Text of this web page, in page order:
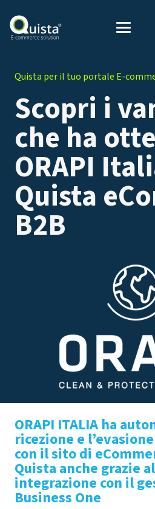
Quista per il tuo portale E-
Scopri i
che ha
ORAPI
Quista
B2B
ORAPI ITALIA ha
ricezione e
con il sito di
Quista anche grazie
integrazione con il
Business One